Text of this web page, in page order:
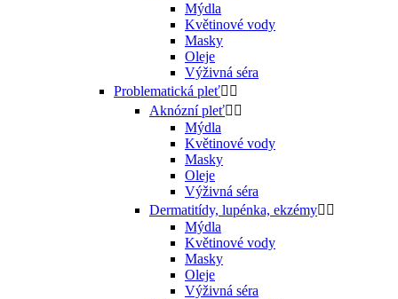
Mýdla
Květinové vody
Masky
Oleje
Výživná séra
Problematická pleť 
Aknózní pleť 
Mýdla
Květinové vody
Masky
Oleje
Výživná séra
Dermatitídy, lupénka, ekzémy 
Mýdla
Květinové vody
Masky
Oleje
Výživná séra